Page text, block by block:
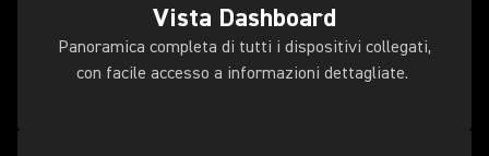
Vista Dashboard
Panoramica completa di tutti i dispositivi collegati,
con facile accesso a informazioni dettagliate.